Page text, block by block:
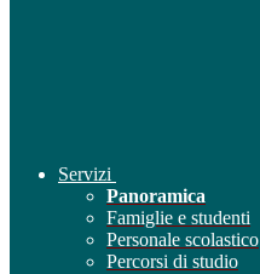
Servizi
Panoramica
Famiglie e studenti
Personale scolastico
Percorsi di studio